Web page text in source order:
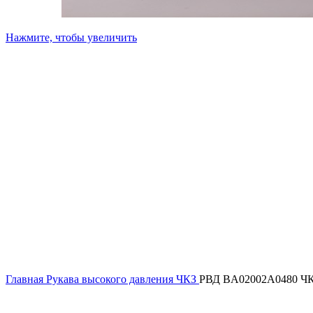
Нажмите, чтобы увеличить
Главная Рукава высокого давления ЧКЗ РВД BA02002A0480